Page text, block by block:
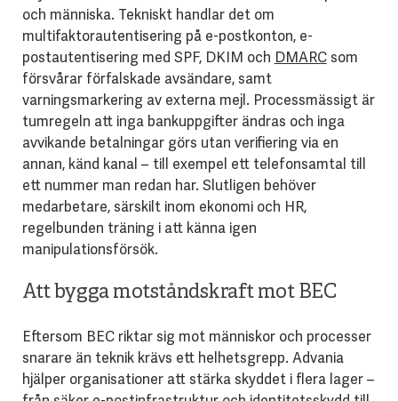
och människa. Tekniskt handlar det om
multifaktorautentisering på e-postkonton, e-
postautentisering med SPF, DKIM och DMARCsom
försvårar förfalskade avsändare, samt
varningsmarkering av externa mejl. Processmässigt är
tumregeln att inga bankuppgifter ändras och inga
avvikande betalningar görs utan verifiering via en
annan, känd kanal – till exempel ett telefonsamtal till
ett nummer man redan har. Slutligen behöver
medarbetare, särskilt inom ekonomi och HR,
regelbunden träning i att känna igen
manipulationsförsök.
Att bygga motståndskraft mot BEC
Eftersom BEC riktar sig mot människor och processer
snarare än teknik krävs ett helhetsgrepp. Advania
hjälper organisationer att stärka skyddet i flera lager –